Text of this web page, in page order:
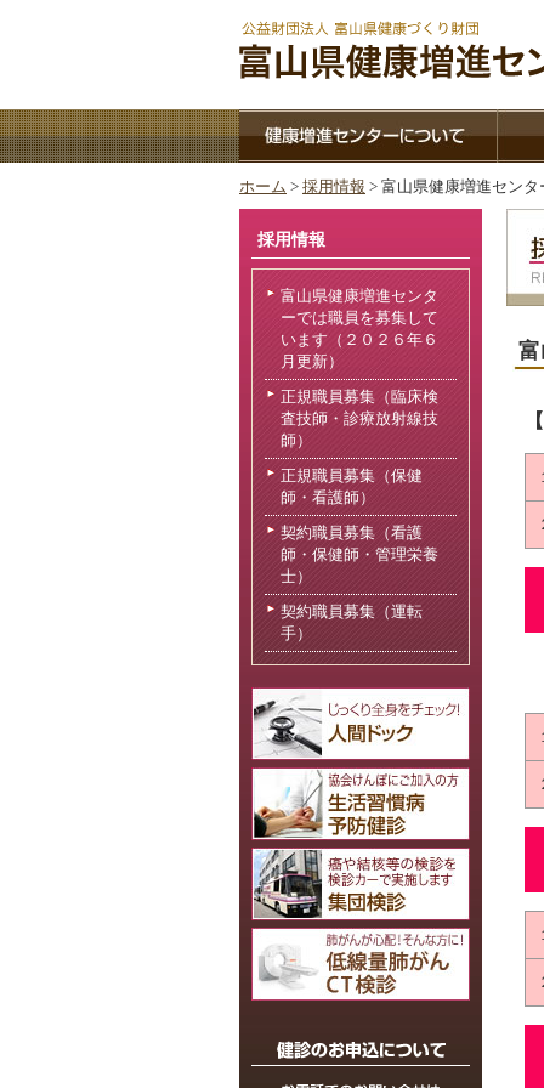
ホーム > 採用情報 > 富山県健康増進セン
採用情報
富山県健康増進センタ
ーでは職員を募集して
います（２０２６年６
月更新）
正規職員募集（臨床検
査技師・診療放射線技
師）
正規職員募集（保健
師・看護師）
契約職員募集（看護
師・保健師・管理栄養
士）
契約職員募集（運転
手）